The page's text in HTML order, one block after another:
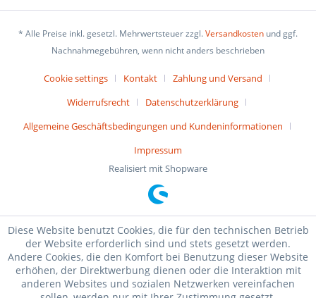
* Alle Preise inkl. gesetzl. Mehrwertsteuer zzgl.Versandkosten und ggf.
Nachnahmegebühren, wenn nicht anders beschrieben
Cookie settings Kontakt
Zahlung und Versand
Widerrufsrecht
Datenschutzerklärung
Allgemeine Geschäftsbedingungen und Kundeninformationen
Impressum
Realisiert mit Shopware
Diese Website benutzt Cookies, die für den technischen Betrieb
der Website erforderlich sind und stets gesetzt werden.
Andere Cookies, die den Komfort bei Benutzung dieser Website
erhöhen, der Direktwerbung dienen oder die Interaktion mit
anderen Websites und sozialen Netzwerken vereinfachen